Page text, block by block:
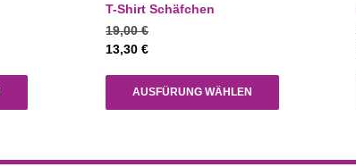
T-Shirt Schäfchen
19,00€
13,30€
AUSFÜRUNG WÄHLEN